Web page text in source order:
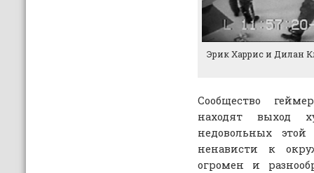
Эрик Харрис и Дилан
Сообщество
находят выход
недовольных
ненависти к
огромен и